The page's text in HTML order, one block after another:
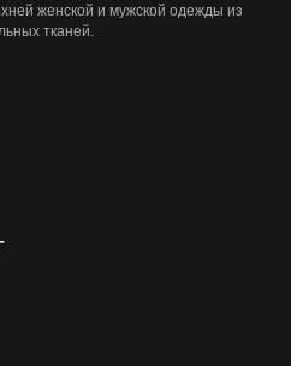
женской и мужской одежды из
тканей.